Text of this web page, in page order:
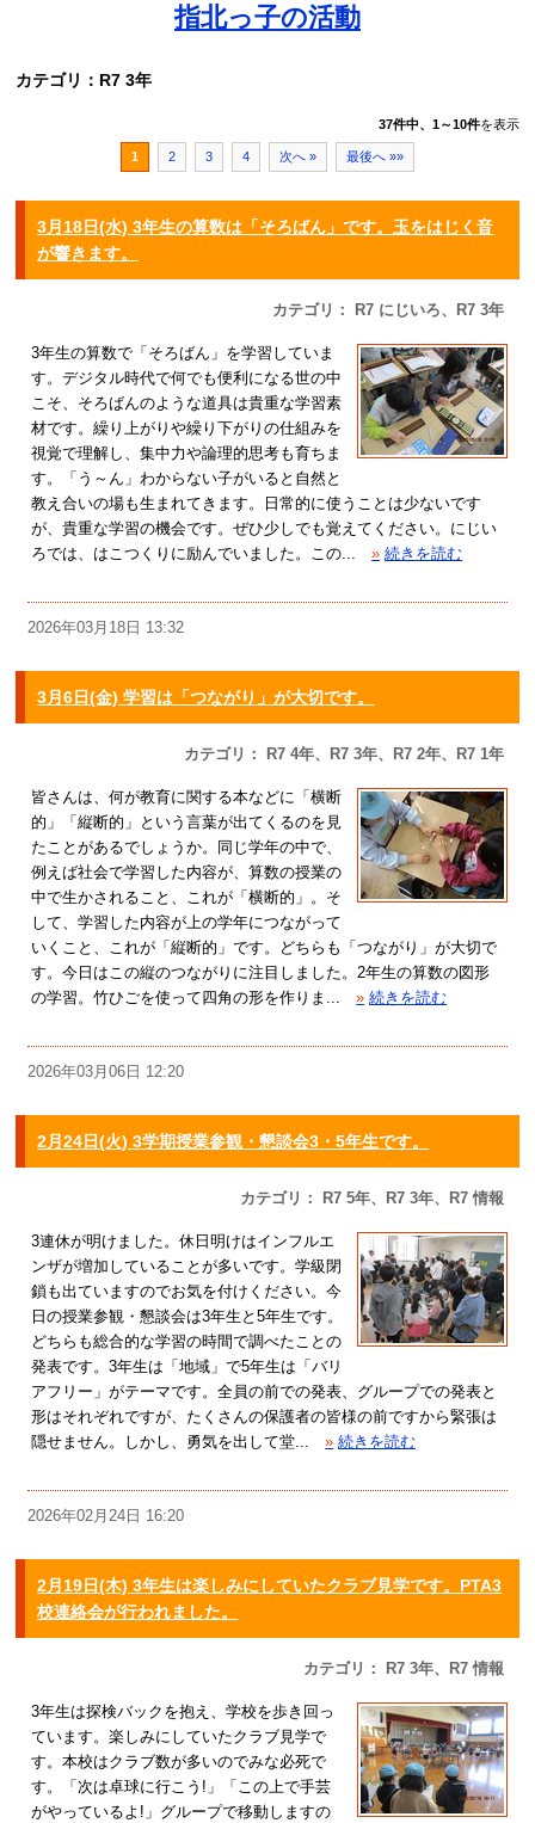
指北っ子の活動
カテゴリ：R7 3年
37件中、1～10件を表示
1 2 3 4 次へ » 最後へ »»
3月18日(水) 3年生の算数は「そろばん」です。玉をはじく音
が響きます。
カテゴリ： R7 にじいろ、R7 3年
3年生の算数で「そろばん」を学習していま
す。デジタル時代で何でも便利になる世の中
こそ、そろばんのような道具は貴重な学習素
材です。繰り上がりや繰り下がりの仕組みを
視覚で理解し、集中力や論理的思考も育ちま
す。「う～ん」わからない子がいると自然と
教え合いの場も生まれてきます。日常的に使うことは少ないです
が、貴重な学習の機会です。ぜひ少しでも覚えてください。にじい
ろでは、はこつくりに励んでいました。この...
» 続きを読む
2026年03月18日 13:32
3月6日(金) 学習は「つながり」が大切です。
カテゴリ： R7 4年、R7 3年、R7 2年、R7 1年
皆さんは、何が教育に関する本などに「横断
的」「縦断的」という言葉が出てくるのを見
たことがあるでしょうか。同じ学年の中で、
例えば社会で学習した内容が、算数の授業の
中で生かされること、これが「横断的」。そ
して、学習した内容が上の学年につながって
いくこと、これが「縦断的」です。どちらも「つながり」が大切で
す。今日はこの縦のつながりに注目しました。2年生の算数の図形
の学習。竹ひごを使って四角の形を作りま...
» 続きを読む
2026年03月06日 12:20
2月24日(火) 3学期授業参観・懇談会3・5年生です。
カテゴリ： R7 5年、R7 3年、R7 情報
3連休が明けました。休日明けはインフルエ
ンザが増加していることが多いです。学級閉
鎖も出ていますのでお気を付けください。今
日の授業参観・懇談会は3年生と5年生です。
どちらも総合的な学習の時間で調べたことの
発表です。3年生は「地域」で5年生は「バリ
アフリー」がテーマです。全員の前での発表、グループでの発表と
形はそれぞれですが、たくさんの保護者の皆様の前ですから緊張は
隠せません。しかし、勇気を出して堂...
» 続きを読む
2026年02月24日 16:20
2月19日(木) 3年生は楽しみにしていたクラブ見学です。PTA3
校連絡会が行われました。
カテゴリ： R7 3年、R7 情報
3年生は探検バックを抱え、学校を歩き回っ
ています。楽しみにしていたクラブ見学で
す。本校はクラブ数が多いのでみな必死で
す。「次は卓球に行こう!」「この上で手芸
がやっているよ!」グループで移動しますの